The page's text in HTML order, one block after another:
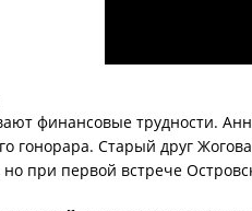
финансовые трудности.
гонорара. Старый друг
но при первой встрече